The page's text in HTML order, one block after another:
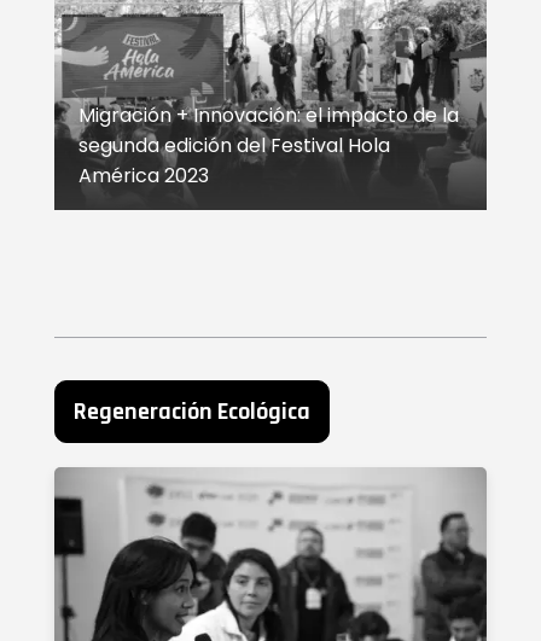
Migración + Innovación: el impacto de la
segunda edición del Festival Hola
América 2023
Regeneración Ecológica